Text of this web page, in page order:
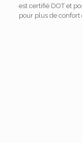
est certifié DOT et
pour plus de